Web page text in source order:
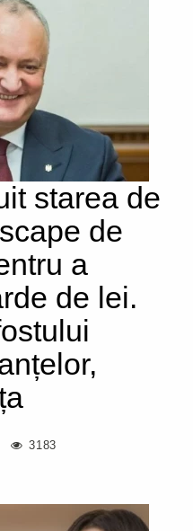
starea de
de
a
de lei.
3183